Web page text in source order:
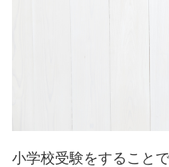
小学校受験をすること